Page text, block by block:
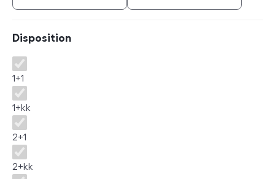
Disposition
Disposition
1+1
1+kk
2+1
2+kk